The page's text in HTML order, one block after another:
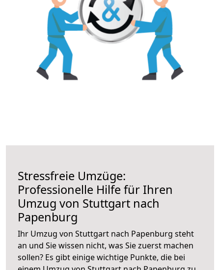
Stressfreie Umzüge:
Professionelle Hilfe für Ihren
Umzug von Stuttgart nach
Papenburg
Ihr Umzug von Stuttgart nach Papenburg steht
an und Sie wissen nicht, was Sie zuerst machen
sollen? Es gibt einige wichtige Punkte, die bei